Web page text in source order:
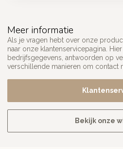
Meer informatie
Als je vragen hebt over onze
naar onze klantenservicepagina.
bedrijfsgegevens, antwoorden op
verschillende manieren om contact
Bekijk onze